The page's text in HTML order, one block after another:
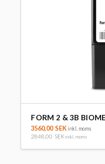
FORM 2 & 3B
3560,00SEKinkl. moms
2848,00 SEK exkl. moms